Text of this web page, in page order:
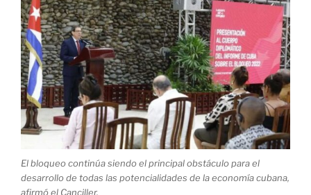
El bloqueo continúa siendo el principal obstáculo para el
desarrollo de todas las potencialidades de la economía cubana,
afirmó el Canciller.